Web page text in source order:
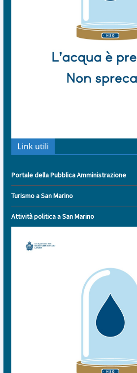
Link utili
Portale della Pubblica Amministrazione
Turismo a San Marino
Attività politica a San Marino